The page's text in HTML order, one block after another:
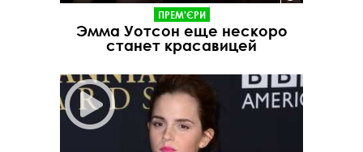
ПРЕМ'ЄРИ
Эмма Уотсон еще нескоро
станет красавицей